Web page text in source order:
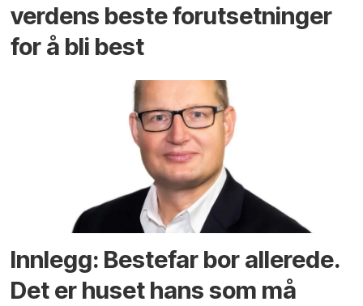
verdens beste forutsetninger
for å bli best
Innlegg: Bestefar bor allerede.
Det er huset hans som må